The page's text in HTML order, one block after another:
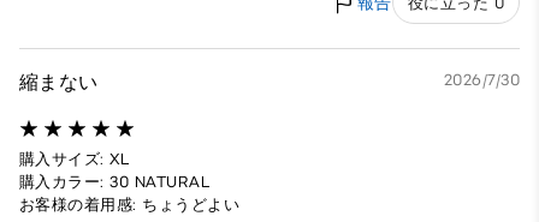
縮まない 2026/7/30
購入サイズ: XL
購入カラー: 30 NATURAL
お客様の着用感: ちょうどよい